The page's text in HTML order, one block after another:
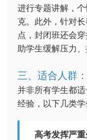
进行专题讲解，
克。此外，针对
点，封闭班还会
助学生缓解压力、
三、适合人群
并非所有学生都
经验，以下几类
高考发挥严